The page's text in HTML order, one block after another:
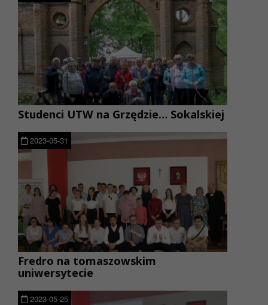
Studenci UTW na Grzędzie… Sokalskiej
2023-05-31
Fredro na tomaszowskim
uniwersytecie
2023-05-25